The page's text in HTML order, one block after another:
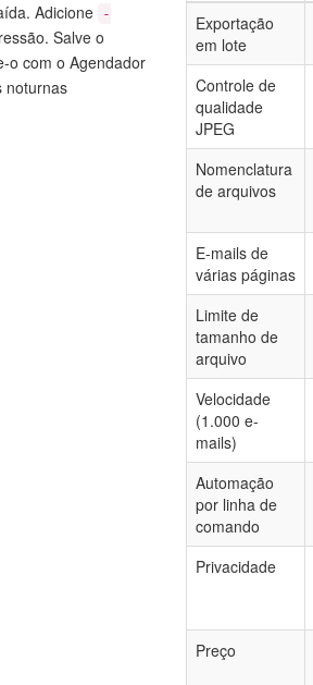
Adicione
-
Salve o
o com o Agendador
noturnas
Exportação
em lote
Controle de
qualidade
JPEG
Nomenclatura
de arquivos
E-mails de
várias páginas
Limite de
tamanho de
arquivo
Velocidade
(1.000 e-
mails)
Automação
por linha de
comando
Privacidade
Preço